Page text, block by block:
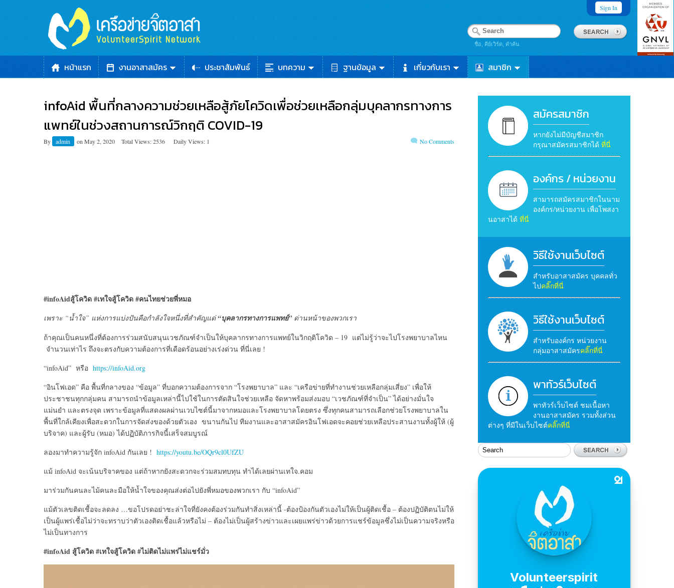
Sign In
ชื่อ, คีย์เวิร์ด, คำค้น
หน้าแรก งานอาสาสมัคร ประชาสัมพันธ์ บทความ ฐานข้อมูล เกี่ยวกับเรา สมาชิก
infoAid พื้นที่กลางความช่วยเหลือสู้ภัยโควิดเพื่อช่วยเหลือกลุ่มบุคลากรทางการ
แพทย์ในช่วงสถานการณ์วิกฤติ COVID-19
By admin on May 2, 2020 Total Views: 2536 Daily Views: 1 No Comments
#infoAidสู้โควิด #เทใจสู้โควิด #คนไทยช่วยพี่หมอ
เพราะ “น้ำใจ” แห่งการแบ่งปันคือกำลังใจหนึ่งที่สำคัญแด่“บุคลากรทางการแพทย์” ด่านหน้าของพวกเรา
ถ้าคุณเป็นคนหนึ่งที่ต้องการร่วมสนับสนุนเวชภัณฑ์จำเป็นให้บุคลากรทางการแพทย์ในวิกฤติโควิด – 19 แต่ไม่รู้ว่าจะไปโรงพยาบาลไหน
จำนวนเท่าไร ถึงจะตรงกับความต้องการที่เดือดร้อนอย่างเร่งด่วน ที่นี่เลย !
“infoAid” หรือ https://infoAid.org
“อินโฟเอด” คือ พื้นที่กลางของ “ข้อมูล” ที่บอกความต้องการจาก “โรงพยาบาล” และ “เครือข่ายที่ทำงานช่วยเหลือกลุ่มเสี่ยง” เพื่อให้
ประชาชนทุกกลุ่มคน สามารถนำข้อมูลเหล่านี้ไปใช้ในการตัดสินใจช่วยเหลือ จัดหาพร้อมส่งมอบ “เวชภัณฑ์ที่จำเป็น” ได้อย่างมั่นใจ
แม่นยำ และตรงจุด เพราะข้อมูลที่แสดงผลผ่านเวบไซต์นี้มาจากหมอและโรงพยาบาลโดยตรง ซึ่งทุกคนสามารถเลือกช่วยโรงพยาบาลใน
พื้นที่ใกล้เคียงเพื่อสะดวกในการจัดส่งของด้วยตัวเอง ขนานกันไป ทีมงานและอาสาสมัครอินโฟเอดจะคอยช่วยเหลือประสานงานทั้งผู้ให้ (ผู้
บริจาค) และผู้รับ (หมอ) ได้ปฏิบัติภารกิจนี้เสร็จสมบูรณ์
ลองมาทำความรู้จัก infoAid กันเลย ! https://youtu.be/OQr9cl0UfZU
แม้ infoAid จะเน้นบริจาคของ แต่ถ้าหากยังสะดวกจะร่วมสมทบทุน ทำได้เลยผ่านเทใจ.คอม
มาร่วมกันคนละไม้คนละมือให้น้ำใจของคุณส่งต่อไปยังพี่หมอของพวกเรา กับ “infoAid”
แม้ตัวเลขติดเชื้อจะลดลง …ขอโปรดอย่าชะล่าใจที่ยังคงต้องร่วมกันทำสิ่งเหล่านี้ -ต้องป้องกันตัวเองไม่ให้เป็นผู้ติดเชื้อ – ต้องปฏิบัติตนไม่ให้
เป็นผู้แพร่เชื้อไม่ว่าจะทราบว่าตัวเองติดเชื้อแล้วหรือไม่ – ต้องไม่เป็นผู้สร้างข่าวและเผยแพร่ข่าวด้วยการแชร์ข้อมูลซึ่งไม่เป็นความจริงหรือ
ไม่เป็นทางการ
#infoAid สู้โควิด #เทใจสู้โควิด #ไม่ติดไม่แพร่ไม่แชร์มั่ว
สมัครสมาชิก
หากยังไม่มีบัญชีสมาชิก
กรุณาสมัครสมาชิกได้ ที่นี่
องค์กร / หน่วยงาน
สามารถสมัครสมาชิกในนาม
องค์กร/หน่วยงาน เพื่อโพสงา
นอาสาได้ ที่นี่
วิธีใช้งานเว็บไซต์
สำหรับอาสาสมัคร บุคคลทั่ว
ไปคลิ๊กที่นี่
วิธีใช้งานเว็บไซต์
สำหรับองค์กร หน่วยงาน
กลุ่มอาสาสมัครคลิ๊กที่นี่
พาทัวร์เว็บไซต์
พาทัวร์เว็บไซต์ ชมเนื้อหา
งานอาสาสมัคร รวมทั้งส่วน
ต่างๆ ที่มีในเว็บไซต์คลิ๊กที่นี่